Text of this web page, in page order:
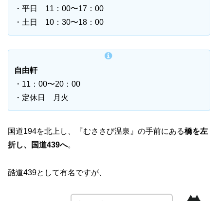
・平日 11：00〜17：00
・土日 10：30〜18：00
自由軒
・11：00〜20：00
・定休日 月火
国道194を北上し、『むささび温泉』の手前にある橋を左
折し、国道439へ。
酷道439として有名ですが、